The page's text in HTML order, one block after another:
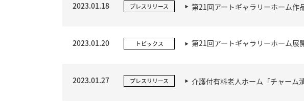
2023.01.18 プレスリリース 第21回アートギャラリーホーム
2023.01.20 トピックス 第21回アートギャラリーホーム展
2023.01.27 プレスリリース 介護付有料老人ホーム「チャーム